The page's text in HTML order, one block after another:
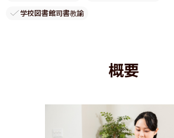
学校図書館司書教諭
概要